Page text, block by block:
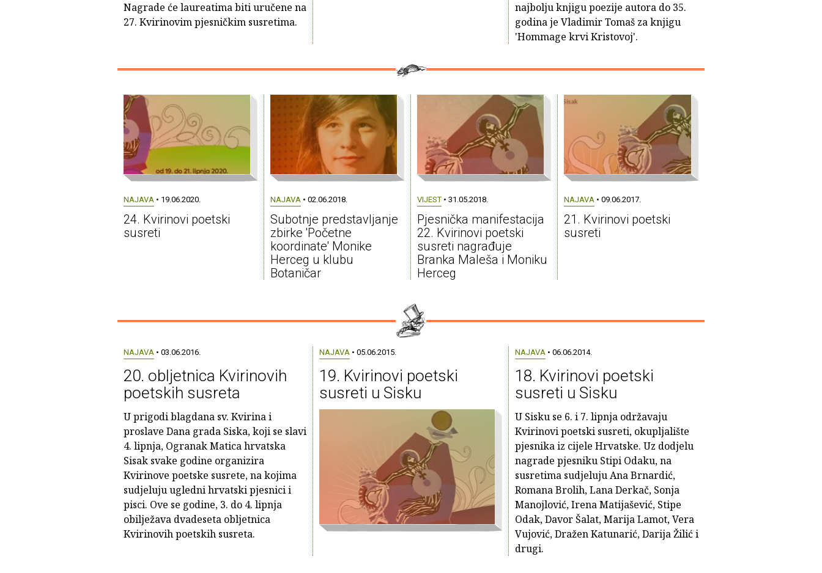
Nagrade će laureatima biti uručene na
27. Kvirinovim pjesničkim susretima.
najbolju knjigu poezije autora do 35.
godina je Vladimir Tomaš za knjigu
'Hommage krvi Kristovoj'.
NAJAVA • 19.06.2020.
24. Kvirinovi poetski
susreti
NAJAVA • 02.06.2018.
Subotnje predstavljanje
zbirke 'Početne
koordinate' Monike
Herceg u klubu
Botaničar
VIJEST• 31.05.2018.
Pjesnička manifestacija
22. Kvirinovi poetski
susreti nagrađuje
Branka Maleša i Moniku
Herceg
NAJAVA • 09.06.2017.
21. Kvirinovi poetski
susreti
NAJAVA• 03.06.2016.
20. obljetnica Kvirinovih
poetskih susreta
U prigodi blagdana sv. Kvirina i
proslave Dana grada Siska, koji se slavi
4. lipnja, Ogranak Matica hrvatska
Sisak svake godine organizira
Kvirinove poetske susrete, na kojima
sudjeluju ugledni hrvatski pjesnici i
pisci. Ove se godine, 3. do 4. lipnja
obilježava dvadeseta obljetnica
Kvirinovih poetskih susreta.
NAJAVA• 05.06.2015.
19. Kvirinovi poetski
susreti u Sisku
NAJAVA• 06.06.2014.
18. Kvirinovi poetski
susreti u Sisku
U Sisku se 6. i 7. lipnja održavaju
Kvirinovi poetski susreti, okupljalište
pjesnika iz cijele Hrvatske. Uz dodjelu
nagrade pjesniku Stipi Odaku, na
susretima sudjeluju Ana Brnardić,
Romana Brolih, Lana Derkač, Sonja
Manojlović, Irena Matijašević, Stipe
Odak, Davor Šalat, Marija Lamot, Vera
Vujović, Dražen Katunarić, Darija Žilić i
drugi.